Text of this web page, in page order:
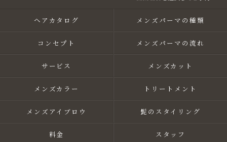
ヘアカタログ メンズパーマの種類
コンセプト メンズパーマの流れ
サービス メンズカット
メンズカラー トリートメント
メンズアイブロウ 髭のスタイリング
料金 スタッフ